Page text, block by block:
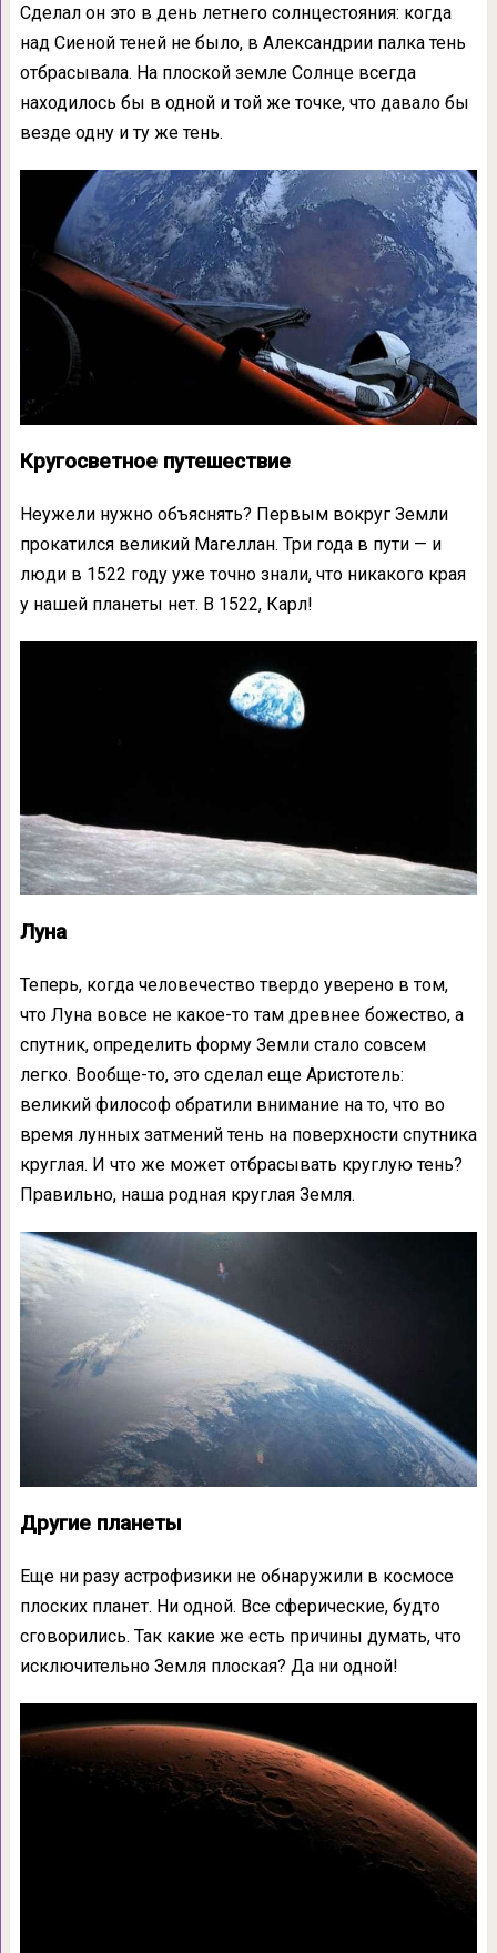
Сделал он это в день летнего солнцестояния: когда
над Сиеной теней не было, в Александрии палка тень
отбрасывала. На плоской земле Солнце всегда
находилось бы в одной и той же точке, что давало бы
везде одну и ту же тень.
Кругосветное путешествие
Неужели нужно объяснять? Первым вокруг Земли
прокатился великий Магеллан. Три года в пути — и
люди в 1522 году уже точно знали, что никакого края
у нашей планеты нет. В 1522, Карл!
Луна
Теперь, когда человечество твердо уверено в том,
что Луна вовсе не какое-то там древнее божество, а
спутник, определить форму Земли стало совсем
легко. Вообще-то, это сделал еще Аристотель:
великий философ обратили внимание на то, что во
время лунных затмений тень на поверхности спутника
круглая. И что же может отбрасывать круглую тень?
Правильно, наша родная круглая Земля.
Другие планеты
Еще ни разу астрофизики не обнаружили в космосе
плоских планет. Ни одной. Все сферические, будто
сговорились. Так какие же есть причины думать, что
исключительно Земля плоская? Да ни одной!